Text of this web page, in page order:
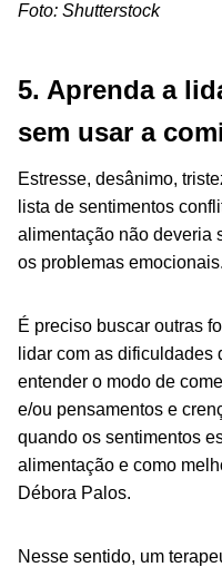
Foto: Shutterstock
5. Aprenda a
sem usar a
Estresse, desânimo,
lista de sentimentos
alimentação não deveria
os problemas emocionais.
É preciso buscar outras
lidar com as dificuldades
entender o modo de
e/ou pensamentos e
quando os sentimentos
alimentação e como
Débora Palos.
Nesse sentido, um